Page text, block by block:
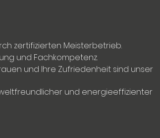
zertifizierten Meisterbetrieb.
und Fachkompetenz.
und Ihre Zufriedenheit sind unser
und energieeffizienter